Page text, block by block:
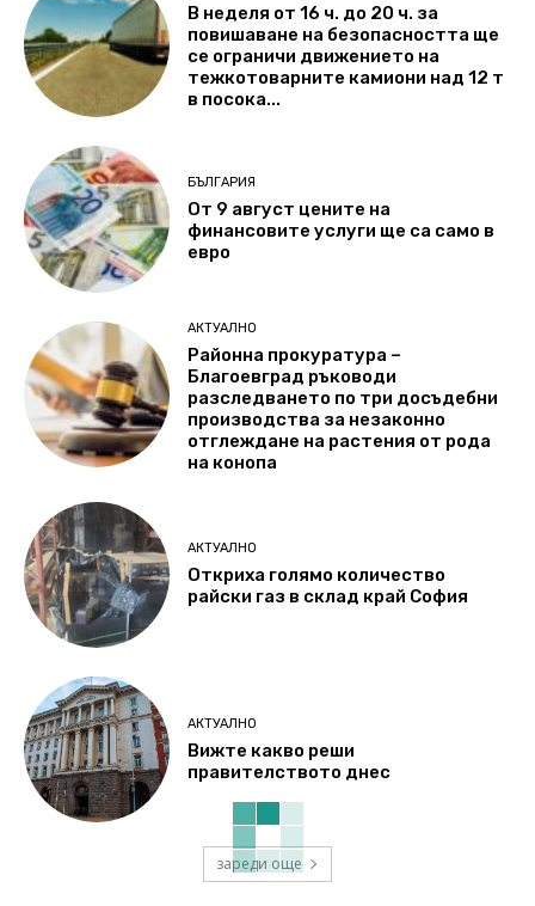
В неделя от 16 ч. до 20 ч. за
повишаване на безопасността ще
се ограничи движението на
тежкотоварните камиони над 12 т
в посока...
БЪЛГАРИЯ
От 9 август цените на
финансовите услуги ще са само в
евро
АКТУАЛНО
Районна прокуратура –
Благоевград ръководи
разследването по три досъдебни
производства за незаконно
отглеждане на растения от рода
на конопа
АКТУАЛНО
Откриха голямо количество
райски газ в склад край София
АКТУАЛНО
Вижте какво реши
правителството днес
зареди още